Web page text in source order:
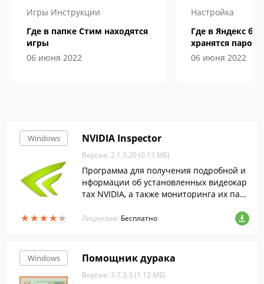
Игры Инструкции
Где в папке Стим находятся
игры
06 июня 2022
Настройка
Где в Яндекс
хранятся пароли
06 июня 2022
Windows
★★★★★
★★★★★
NVIDIA Inspector
Версия: 2.1.3.20 (0.13 МБ)
Программа для получения подробной и
нформации об установленных видеокар
тах NVIDIA, а также мониторинга их пар
Лицензия: Бесплатно
Windows Помощник дурака
Версия: 3.7.3.3 (1.12 МБ)